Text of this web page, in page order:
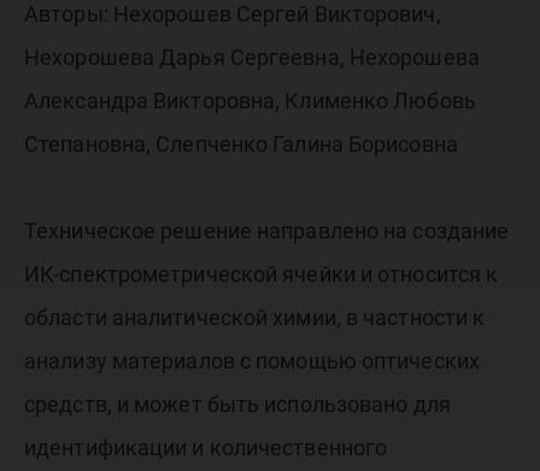
Авторы: Нехорошев Сергей Викторович,
Нехорошева Дарья Сергеевна, Нехорошева
Александра Викторовна, Клименко Любовь
Степановна, Слепченко Галина Борисовна
Техническое решение направлено на создание
ИК-спектрометрической ячейки и относится к
области аналитической химии, в частности к
анализу материалов с помощью оптических
средств, и может быть использовано для
идентификации и количественного